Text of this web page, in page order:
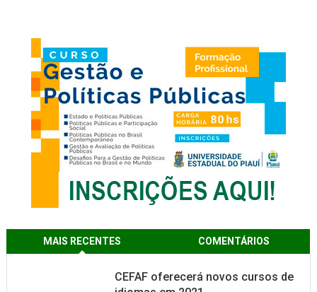
MAIS RECENTES COMENTÁRIOS
CEFAF oferecerá novos cursos de